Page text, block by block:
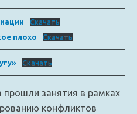
Скачать
плохо
Скачать
Скачать
прошли занятия в рамках
конфликтов